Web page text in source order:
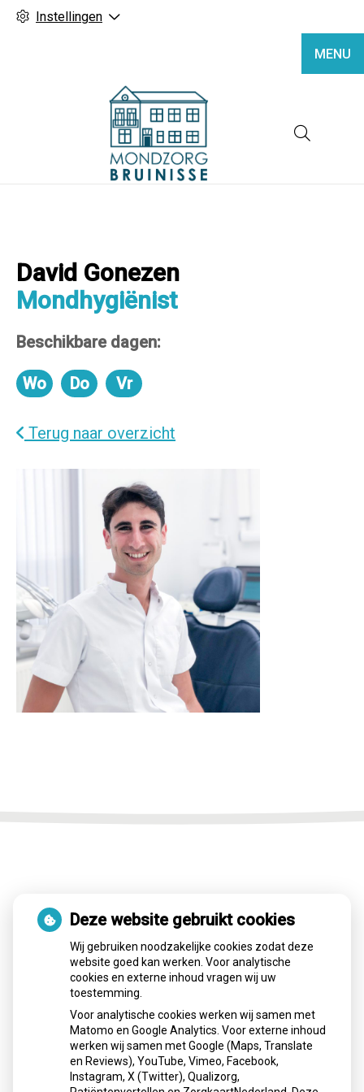
Instellingen
MENU
David Gonezen
Mondhygiënist
Beschikbare dagen:
Woensdag
Wo Donderdag
Do Vrijdag
Vr
Terug naar overzicht
Adresgegevens
Poststraat 14
4311 AL Bruinisse
0111 482666
info@mondzorgbruinisse.nl
Deze website gebruikt cookies
Wij gebruiken noodzakelijke cookies zodat deze
website goed kan werken. Voor analytische
cookies en externe inhoud vragen wij uw
toestemming.
Voor analytische cookies werken wij samen met
Matomo en Google Analytics. Voor externe inhoud
werken wij samen met Google (Maps, Translate
en Reviews), YouTube, Vimeo, Facebook,
Instagram, X (Twitter), Qualizorg,